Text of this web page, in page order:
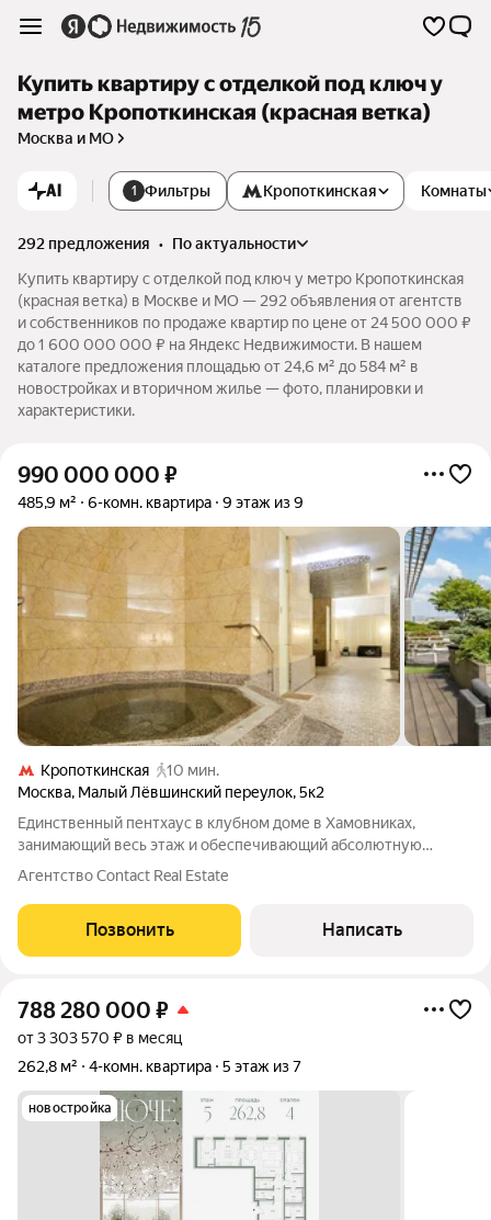
Купить квартиру с отделкой под ключ у
метро Кропоткинская (красная ветка)
Москва и МО
AI 1 Фильтры Комнаты
Кропоткинская
292 предложения •
по актуальности
Купить квартиру с отделкой под ключ у метро Кропоткинская
(красная ветка) в Москве и МО — 292 объявления от агентств
и собственников по продаже квартир по цене от 24 500 000 ₽
до 1 600 000 000 ₽ на Яндекс Недвижимости. В нашем
каталоге предложения площадью от 24,6 м² до 584 м² в
новостройках и вторичном жилье — фото, планировки и
характеристики.
990 000 000 ₽
485,9 м² 6-комн. квартира 9 этаж из 9
Кропоткинская
10 мин.
Москва, Малый Лёвшинский переулок,5к2
Единственный пентхаус в клубном доме в Хамовниках,
занимающий весь этаж и обеспечивающий абсолютную
приватность. Захватывающие панорамные виды на центр
зоной. Предусмотрена зона индивидуальной
Агентство Contact Real Estate
Позвонить Написать
788 280 000 ₽
от 3 303 570 ₽ в месяц
262,8 м²
4-комн. квартира 5 этаж из 7
новостройка